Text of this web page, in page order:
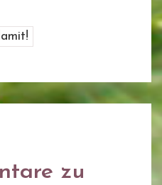
zu